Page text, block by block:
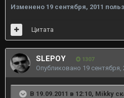
Изменено 19 сентября, 2011
Цитата
SLEPOY 1307
Опубликовано 19 сентября,
В 19.09.2011 в 12:10, Mikky